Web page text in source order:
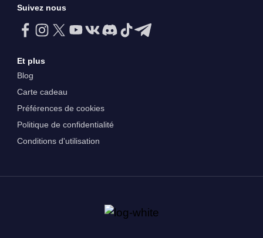
Suivez nous
Et plus
Blog
Carte cadeau
Préférences de cookies
Politique de confidentialité
Conditions d'utilisation